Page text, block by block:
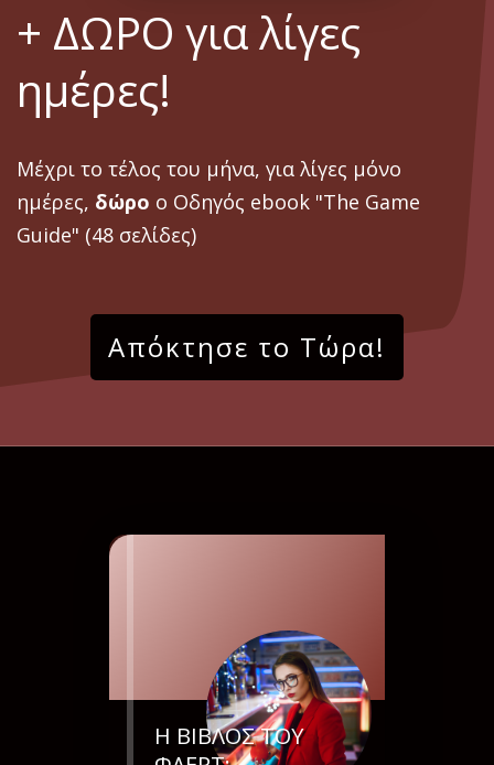
+ ΔΩΡΟ για λίγες
ημέρες!
Μέχρι το τέλος του μήνα, για λίγες μόνο
ημέρες, δώρο ο Οδηγός ebook "The Game
Guide" (48 σελίδες)
Απόκτησε το Τώρα!
Η ΒΙΒΛΟΣ ΤΟΥ